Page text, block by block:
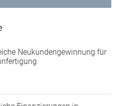
Neukundengewinnung für